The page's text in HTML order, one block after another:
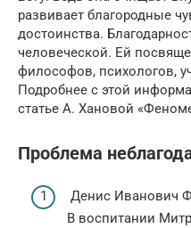
развивает благородные
достоинства.
человеческой. Ей
философов, психологов,
Подробнее с этой
статье А. Хановой
Проблема
Денис Иванович
В воспитании